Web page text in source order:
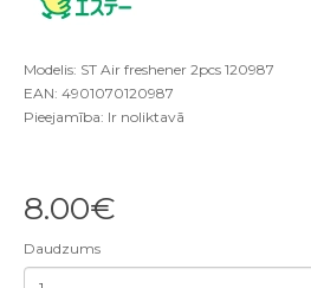
Modelis: ST Air freshener 2pcs 120987
EAN: 4901070120987
Pieejamība: Ir noliktavā
8.00€
Daudzums